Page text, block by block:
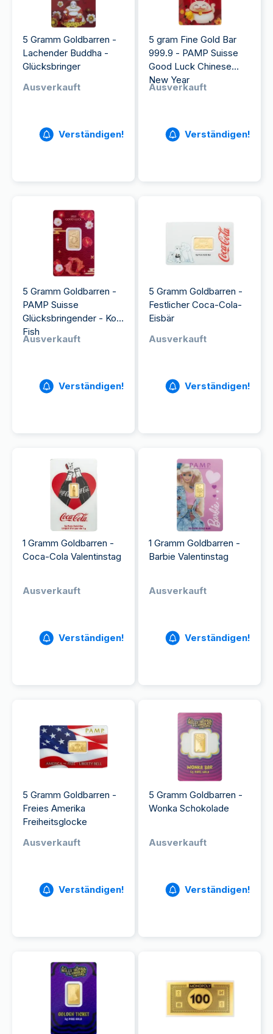
5 Gramm Goldbarren -
Lachender Buddha -
Glücksbringer
Ausverkauft
Verständigen!
5 gram Fine Gold Bar
999.9 - PAMP Suisse
Good Luck Chinese
New Year
Ausverkauft
Verständigen!
5 Gramm Goldbarren -
PAMP Suisse
Glücksbringender - Koi
Fish
Ausverkauft
Verständigen!
5 Gramm Goldbarren -
Festlicher Coca-Cola-
Eisbär
Ausverkauft
Verständigen!
1 Gramm Goldbarren -
Coca-Cola Valentinstag
Ausverkauft
Verständigen!
1 Gramm Goldbarren -
Barbie Valentinstag
Ausverkauft
Verständigen!
5 Gramm Goldbarren -
Freies Amerika
Freiheitsglocke
Ausverkauft
Verständigen!
5 Gramm Goldbarren -
Wonka Schokolade
Ausverkauft
Verständigen!